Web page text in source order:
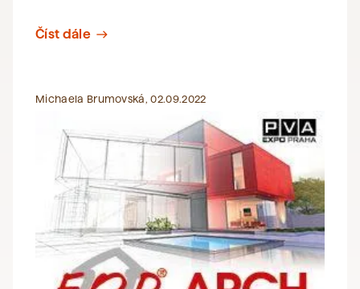
Číst dále east
Michaela Brumovská, 02.09.2022